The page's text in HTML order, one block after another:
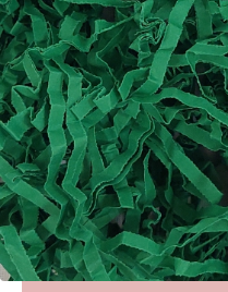
Prekės negalima atsiimti
Kaina už 1 pakuotę
86,88 €
1+ pkg.